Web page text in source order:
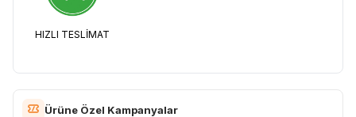
HIZLI TESLİMAT
Ürüne Özel Kampanyalar